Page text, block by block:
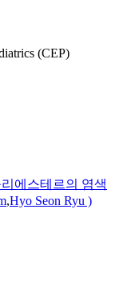
(CEP)
에스테르의 염색
,Hyo Seon Ryu )